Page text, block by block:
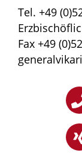
Tel. +49
Fax +49